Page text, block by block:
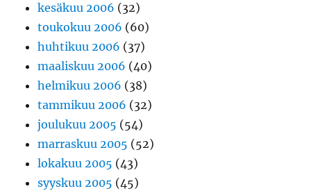
kesäkuu 2006 (32)
toukokuu 2006 (60)
huhtikuu 2006 (37)
maaliskuu 2006 (40)
helmikuu 2006 (38)
tammikuu 2006 (32)
joulukuu 2005 (54)
marraskuu 2005 (52)
lokakuu 2005 (43)
syyskuu 2005 (45)